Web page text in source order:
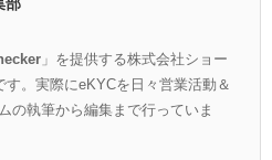
」を提供する株式会社ショー
。実際にeKYCを日々営業活動＆
の執筆から編集まで行っていま